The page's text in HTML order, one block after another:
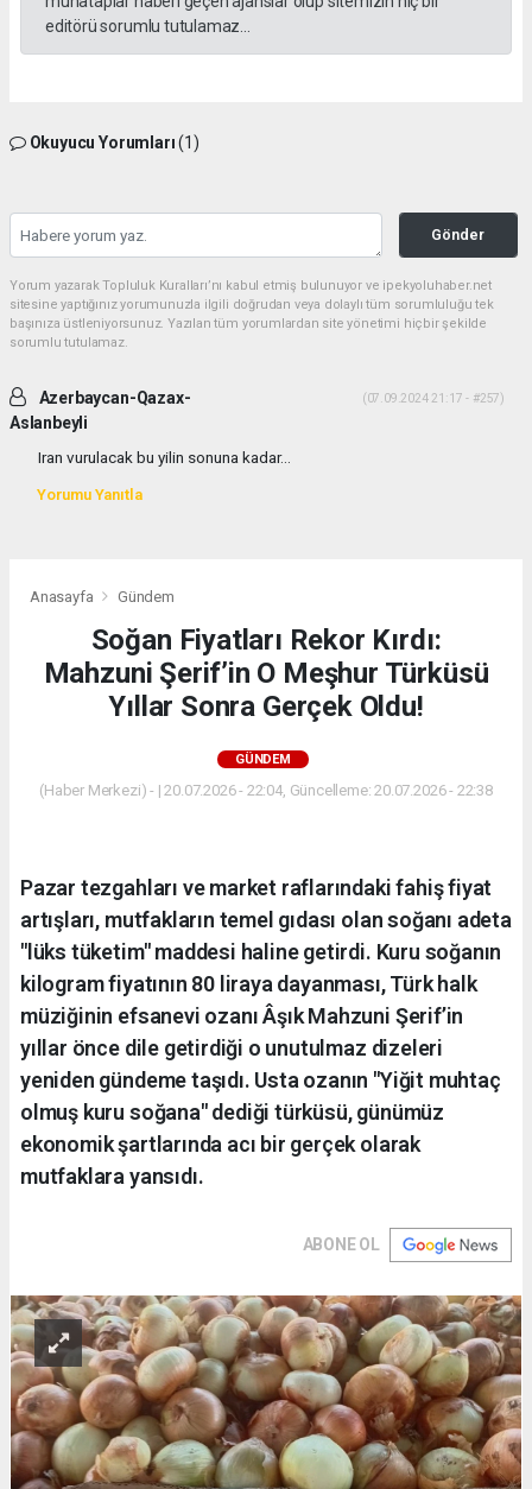
editörü sorumlu tutulamaz...
Okuyucu Yorumları(1)
Gönder
Yorum yazarak Topluluk Kuralları’nı kabul etmiş bulunuyor ve ipekyoluhaber.net
sitesine yaptığınız yorumunuzla ilgili doğrudan veya dolaylı tüm sorumluluğu tek
başınıza üstleniyorsunuz. Yazılan tüm yorumlardan site yönetimi hiçbir şekilde
sorumlu tutulamaz.
Azerbaycan-Qazax-
Aslanbeyli
(07.09.2024 21:17 - #257)
Iran vurulacak bu yilin sonuna kadar...
Yorumu Yanıtla
Anasayfa Gündem
Soğan Fiyatları Rekor Kırdı:
Mahzuni Şerif’in O Meşhur Türküsü
Yıllar Sonra Gerçek Oldu!
GÜNDEM
(Haber Merkezi) - | 20.07.2026 - 22:04, Güncelleme: 20.07.2026 - 22:38
Pazar tezgahları ve market raflarındaki fahiş fiyat
artışları, mutfakların temel gıdası olan soğanı adeta
"lüks tüketim" maddesi haline getirdi. Kuru soğanın
kilogram fiyatının 80 liraya dayanması, Türk halk
müziğinin efsanevi ozanı Âşık Mahzuni Şerif’in
yıllar önce dile getirdiği o unutulmaz dizeleri
yeniden gündeme taşıdı. Usta ozanın "Yiğit muhtaç
olmuş kuru soğana" dediği türküsü, günümüz
ekonomik şartlarında acı bir gerçek olarak
mutfaklara yansıdı.
ABONE OL